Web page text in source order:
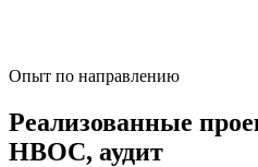
Опыт по направлению
Реализованные
НВОС, аудит